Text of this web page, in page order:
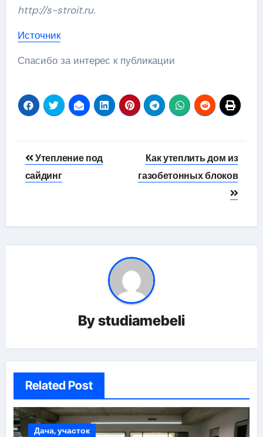
http://s-stroit.ru.
Источник
Спасибо за интерес к публикации
Навигация
по
Утепление под
сайдинг
Как утеплить дом из
газобетонных блоков
Bystudiamebeli
Related Post
Дача, участок